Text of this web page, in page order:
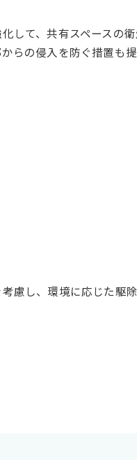
して、共有スペースの
らの侵入を防ぐ措置も
慮し、環境に応じた駆